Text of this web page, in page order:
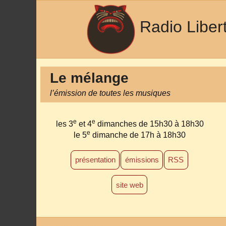
Radio
Le mélange
l’émission de toutes les musiques
les 3e et 4e dimanches de 15h30 à 18h30
le 5e dimanche de 17h à 18h30
présentation émissions RSS
site web